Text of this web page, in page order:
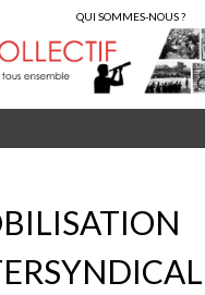
QUI SOMMES-NOUS ?